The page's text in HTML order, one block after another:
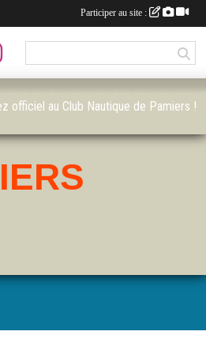
officiel au Club Nautique de Pamiers !
Participer au site :